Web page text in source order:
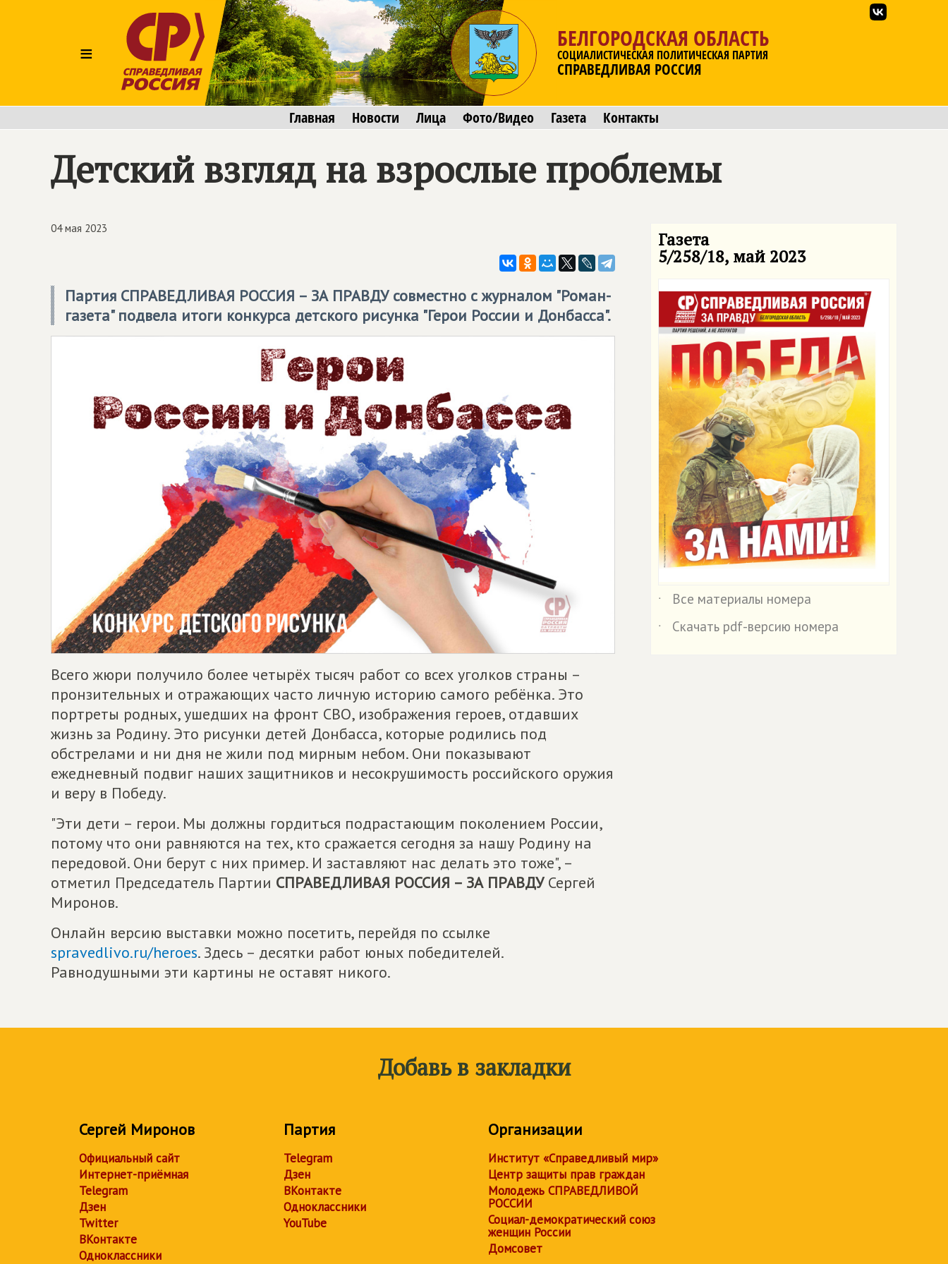
≡
БЕЛГОРОДСКАЯ ОБЛАСТЬ
СОЦИАЛИСТИЧЕСКАЯ ПОЛИТИЧЕСКАЯ ПАРТИЯ
СПРАВЕДЛИВАЯ РОССИЯ
Главная Новости Лица Фото/Видео Газета Контакты
Детский взгляд на взрослые проблемы
04 мая 2023
Партия СПРАВЕДЛИВАЯ РОССИЯ – ЗА ПРАВДУсовместно с журналом "Роман-
газета" подвела итоги конкурса детского рисунка "Герои России и Донбасса".
Всего жюри получило более четырёх тысяч работ со всех уголков страны –
пронзительных и отражающих часто личную историю самого ребёнка. Это
портреты родных, ушедших на фронт СВО, изображения героев, отдавших
жизнь за Родину. Это рисунки детей Донбасса, которые родились под
обстрелами и ни дня не жили под мирным небом. Они показывают
ежедневный подвиг наших защитников и несокрушимость российского оружия
и веру в Победу.
"Эти дети – герои. Мы должны гордиться подрастающим поколением России,
потому что они равняются на тех, кто сражается сегодня за нашу Родину на
передовой. Они берут с них пример. И заставляют нас делать это тоже", –
отметил Председатель Партии СПРАВЕДЛИВАЯ РОССИЯ – ЗА ПРАВДУСергей
Миронов.
Онлайн версию выставки можно посетить, перейдя по ссылке
spravedlivo.ru/heroes. Здесь – десятки работ юных победителей.
Равнодушными эти картины не оставят никого.
Газета
5/258/18, май 2023
˙
Все материалы номера
˙
Скачать pdf-версию номера
Добавь в закладки
Сергей Миронов
Официальный сайт
Интернет-приёмная
Telegram
Дзен
Twitter
ВКонтакте
Одноклассники
Партия
Telegram
Дзен
ВКонтакте
Одноклассники
YouTube
Организации
Институт «Справедливый мир»
Центр защиты прав граждан
Молодежь СПРАВЕДЛИВОЙ
РОССИИ
Социал-демократический союз
женщин России
Домсовет